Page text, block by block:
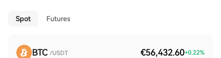
Spot Futures
BTC /USDT €56,432.60+0.22%